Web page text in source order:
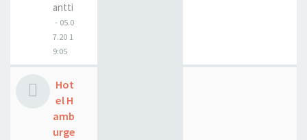
antti
- 05.0
7.20 1
9:05
Hot
el H
amb
urge